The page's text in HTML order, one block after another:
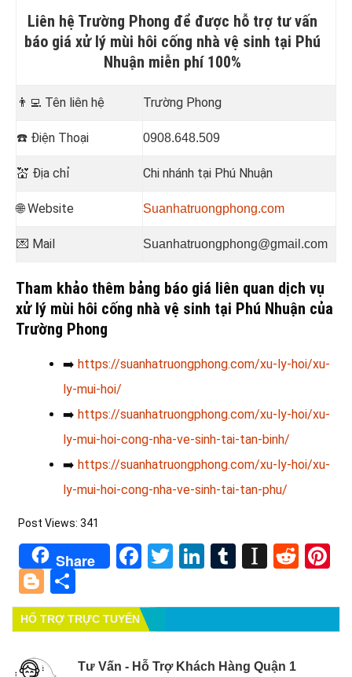
Liên hệ Trường Phong để được hỗ trợ tư vấn
báo giá xử lý mùi hôi cống nhà vệ sinh tại Phú
Nhuận miễn phí 100%
👨‍💻 Tên liên hệ Trường Phong
☎️ Điện Thoại 0908.648.509
💒 Địa chỉ Chi nhánh tại Phú Nhuận
🌐 Website Suanhatruongphong.com
💌 Mail Suanhatruongphong@gmail.com
Tham khảo thêm bảng báo giá liên quan dịch vụ
xử lý mùi hôi cống nhà vệ sinh tại Phú Nhuận của
Trường Phong
➡️ https://suanhatruongphong.com/xu-ly-hoi/xu-
ly-mui-hoi/
➡️ https://suanhatruongphong.com/xu-ly-hoi/xu-
ly-mui-hoi-cong-nha-ve-sinh-tai-tan-binh/
➡️ https://suanhatruongphong.com/xu-ly-hoi/xu-
ly-mui-hoi-cong-nha-ve-sinh-tai-tan-phu/
Post Views: 341
Share Facebook
TwitterLinkedIn
Tumblr
Blogger
HỔ TRỢ TRỰC TUYẾN
Tư Vấn - Hỗ Trợ Khách Hàng Quận 1